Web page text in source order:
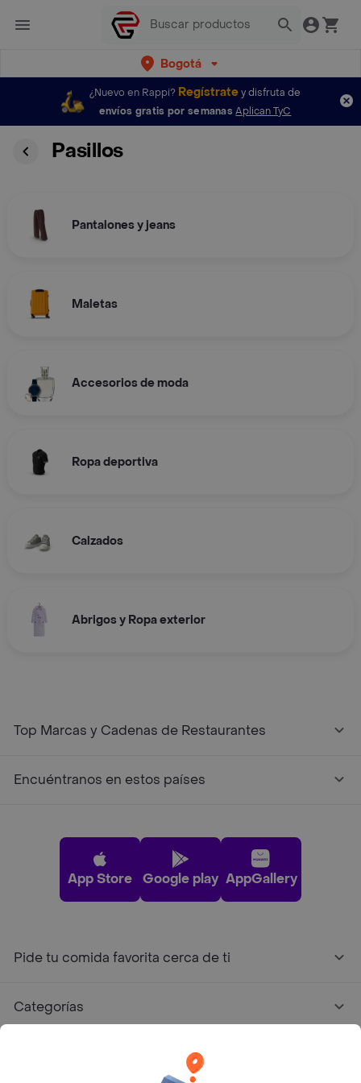
Bogotá
¿Nuevo en Rappi? Regístratey disfruta de
envíos gratis por semanas Aplican TyC
Pasillos
Pantalones y jeans
Maletas
Accesorios de moda
Ropa deportiva
Calzados
Abrigos y Ropa exterior
Top Marcas y Cadenas de Restaurantes
Encuéntranos en estos países
App Store Google play AppGallery
Pide tu comida favorita cerca de ti
Categorías